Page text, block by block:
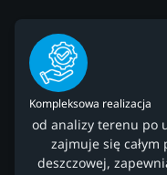
Kompleksowa realizacja
od analizy terenu po
zajmuje się
deszczowej,